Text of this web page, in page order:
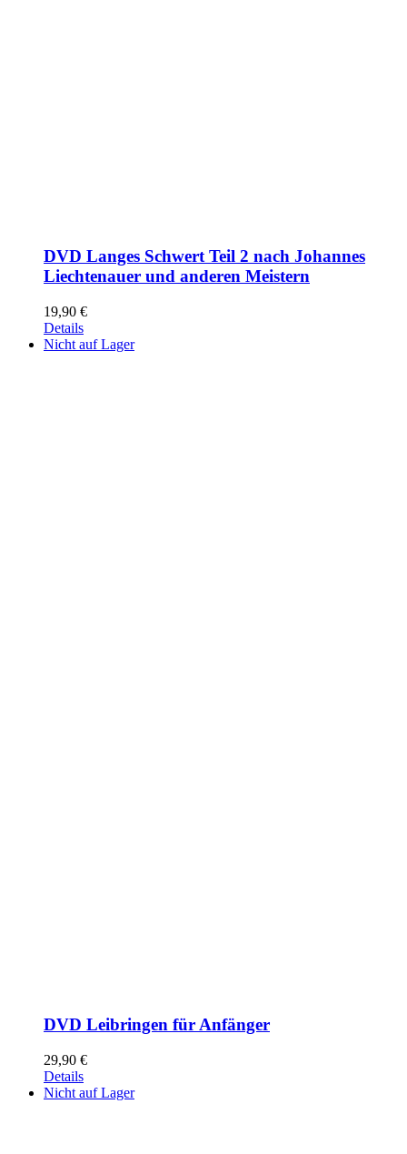
DVD Langes Schwert Teil 2 nach Johannes
Liechtenauer und anderen Meistern
19,90 €
Details
Nicht auf Lager
DVD Leibringen für Anfänger
29,90 €
Details
Nicht auf Lager